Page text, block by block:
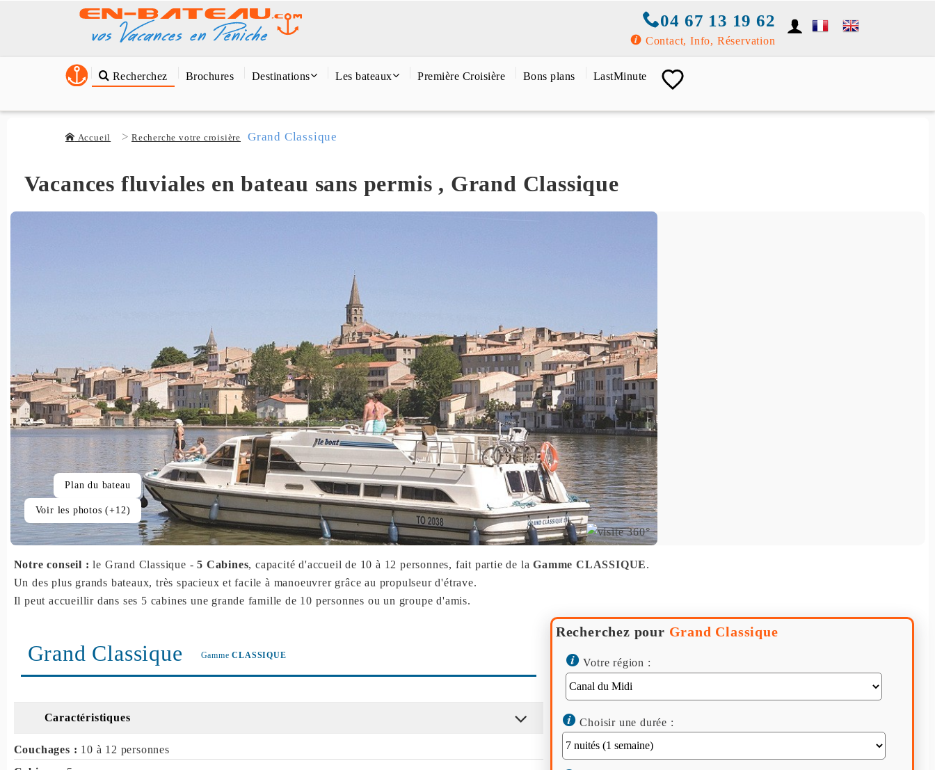
04 67 13 19 62
Contact, Info, Réservation
Recherchez Brochures Destinations Les bateaux Première Croisière Bons plans LastMinute
Accueil Recherche votre croisière Grand Classique
Vacances fluviales en bateau sans permis , Grand Classique
Plan du bateau
Voir les photos (+12)
Notre conseil :le Grand Classique -5 Cabines, capacité d'accueil de 10 à 12 personnes, fait partie de laGamme CLASSIQUE.
Un des plus grands bateaux, très spacieux et facile à manoeuvrer grâce au propulseur d'étrave.
Il peut accueillir dans ses 5 cabines une grande famille de 10 personnes ou un groupe d'amis.
Grand Classique GammeCLASSIQUE
Caractéristiques
Couchages : 10 à 12 personnes
Recherchez pour Grand Classique
Votre région :
Choisir une durée :